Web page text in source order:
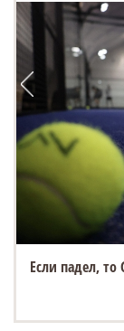
Если падел, то